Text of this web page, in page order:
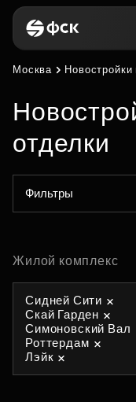
Москва
отделки
Фильтры
Жилой комплекс
Сидней Сити
Скай Гарден
Симоновский Вал
Роттердам
Лэйк